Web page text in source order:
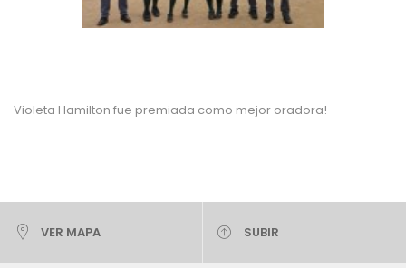
Violeta Hamilton fue premiada como mejor oradora!
VER MAPA SUBIR